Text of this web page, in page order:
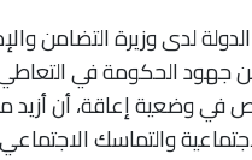
لدى وزيرة التضامن
جهود الحكومة في
والتماسك الاجتماعي